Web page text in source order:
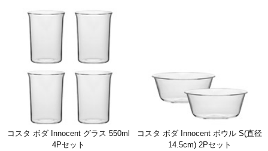
コスタ ボダ Innocent グラス 550ml
4Pセット
コスタ ボダ Innocent ボウル S(直径
14.5cm) 2Pセット